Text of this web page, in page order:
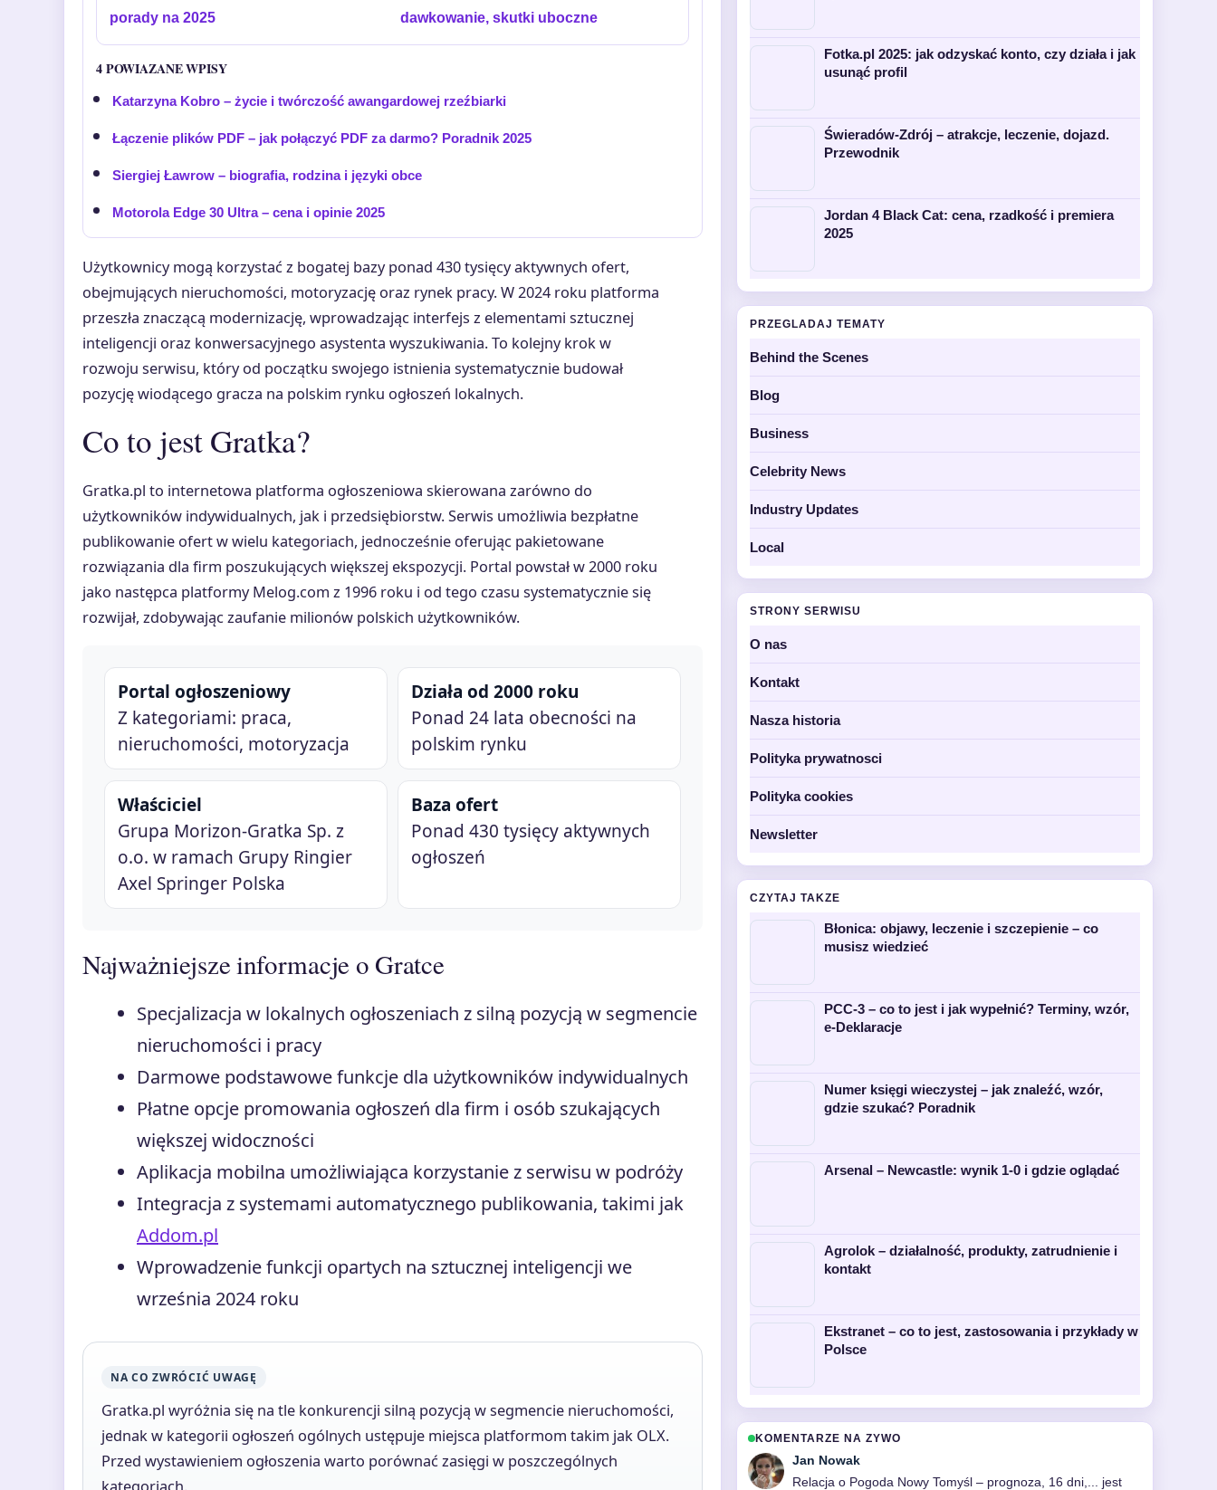
porady na 2025 dawkowanie, skutki uboczne
4 POWIAZANE WPISY
Katarzyna Kobro – życie i twórczość awangardowej rzeźbiarki
Łączenie plików PDF – jak połączyć PDF za darmo? Poradnik 2025
Siergiej Ławrow – biografia, rodzina i języki obce
Motorola Edge 30 Ultra – cena i opinie 2025
Użytkownicy mogą korzystać z bogatej bazy ponad 430 tysięcy aktywnych ofert,
obejmujących nieruchomości, motoryzację oraz rynek pracy. W 2024 roku platforma
przeszła znaczącą modernizację, wprowadzając interfejs z elementami sztucznej
inteligencji oraz konwersacyjnego asystenta wyszukiwania. To kolejny krok w
rozwoju serwisu, który od początku swojego istnienia systematycznie budował
pozycję wiodącego gracza na polskim rynku ogłoszeń lokalnych.
Co to jest Gratka?
Gratka.pl to internetowa platforma ogłoszeniowa skierowana zarówno do
użytkowników indywidualnych, jak i przedsiębiorstw. Serwis umożliwia bezpłatne
publikowanie ofert w wielu kategoriach, jednocześnie oferując pakietowane
rozwiązania dla firm poszukujących większej ekspozycji. Portal powstał w 2000 roku
jako następca platformy Melog.com z 1996 roku i od tego czasu systematycznie się
rozwijał, zdobywając zaufanie milionów polskich użytkowników.
Portal ogłoszeniowy
Z kategoriami: praca,
nieruchomości, motoryzacja
Działa od 2000 roku
Ponad 24 lata obecności na
polskim rynku
Właściciel
Grupa Morizon-Gratka Sp. z
o.o. w ramach Grupy Ringier
Axel Springer Polska
Baza ofert
Ponad 430 tysięcy aktywnych
ogłoszeń
Najważniejsze informacje o Gratce
Specjalizacja w lokalnych ogłoszeniach z silną pozycją w segmencie
nieruchomości i pracy
Darmowe podstawowe funkcje dla użytkowników indywidualnych
Płatne opcje promowania ogłoszeń dla firm i osób szukających
większej widoczności
Aplikacja mobilna umożliwiająca korzystanie z serwisu w podróży
Integracja z systemami automatycznego publikowania, takimi jak
Addom.pl
Wprowadzenie funkcji opartych na sztucznej inteligencji we
września 2024 roku
NA CO ZWRÓCIĆ UWAGĘ
Gratka.pl wyróżnia się na tle konkurencji silną pozycją w segmencie nieruchomości,
jednak w kategorii ogłoszeń ogólnych ustępuje miejsca platformom takim jak OLX.
Przed wystawieniem ogłoszenia warto porównać zasięgi w poszczególnych
kategoriach.
Fotka.pl 2025: jak odzyskać konto, czy działa i jak
usunąć profil
Świeradów-Zdrój – atrakcje, leczenie, dojazd.
Przewodnik
Jordan 4 Black Cat: cena, rzadkość i premiera
2025
PRZEGLADAJ TEMATY
Behind the Scenes
Blog
Business
Celebrity News
Industry Updates
Local
STRONY SERWISU
O nas
Kontakt
Nasza historia
Polityka prywatnosci
Polityka cookies
Newsletter
CZYTAJ TAKZE
Błonica: objawy, leczenie i szczepienie – co
musisz wiedzieć
PCC-3 – co to jest i jak wypełnić? Terminy, wzór,
e-Deklaracje
Numer księgi wieczystej – jak znaleźć, wzór,
gdzie szukać? Poradnik
Arsenal – Newcastle: wynik 1-0 i gdzie oglądać
Agrolok – działalność, produkty, zatrudnienie i
kontakt
Ekstranet – co to jest, zastosowania i przykłady w
Polsce
KOMENTARZE NA ZYWO
Jan Nowak
Relacja o Pogoda Nowy Tomyśl – prognoza, 16 dni,... jest